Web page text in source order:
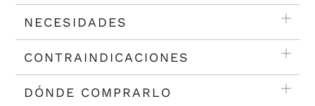
NECESIDADES
CONTRAINDICACIONES
DÓNDE COMPRARLO